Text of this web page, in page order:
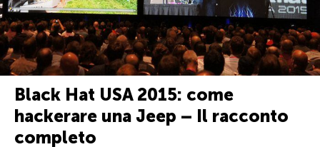
Black Hat USA 2015: come
hackerare una Jeep – Il racconto
completo